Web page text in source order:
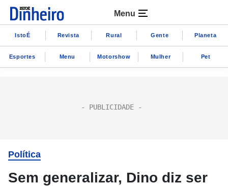
Menu
IstoÉ Revista Rural Gente Planeta
Esportes Menu Motorshow Mulher Pet
Política
Sem generalizar, Dino diz ser